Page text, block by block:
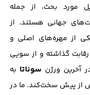
مورد بحث، از جمله
جهانی هستند. از
از مهره‌های اصلی و
رقابت گذاشته و از سویی
آخرین ورژن سوناتا به
از پیش سخت‌کند. ما در